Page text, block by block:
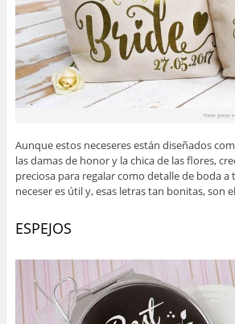
Aunque estos neceseres están diseñados
las damas de honor y la chica de las flores,
preciosa para regalar como detalle de boda a
neceser es útil y, esas letras tan bonitas, son
ESPEJOS